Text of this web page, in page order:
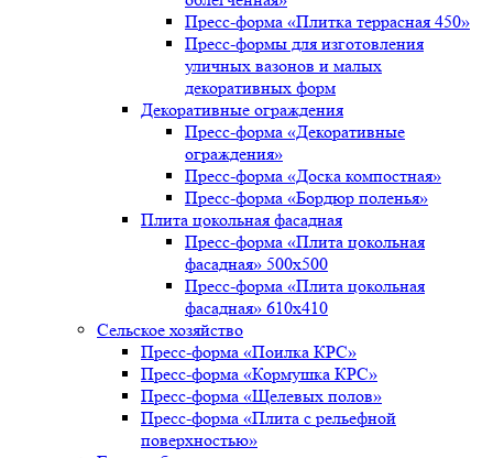
Пресс-форма «Плитка террасная 450»
Пресс-формы для изготовления
уличных вазонов и малых
декоративных форм
Декоративные ограждения
Пресс-форма «Декоративные
ограждения»
Пресс-форма «Доска компостная»
Пресс-форма «Бордюр поленья»
Плита цокольная фасадная
Пресс-форма «Плита цокольная
фасадная» 500х500
Пресс-форма «Плита цокольная
фасадная» 610х410
Сельское хозяйство
Пресс-форма «Поилка КРС»
Пресс-форма «Кормушка КРС»
Пресс-форма «Щелевых полов»
Пресс-форма «Плита с рельефной
поверхностью»